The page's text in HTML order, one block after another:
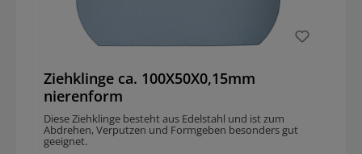
Ziehklinge ca. 100X50X0,15mm
nierenform
Diese Ziehklinge besteht aus Edelstahl und ist zum
Abdrehen, Verputzen und Formgeben besonders gut
geeignet.